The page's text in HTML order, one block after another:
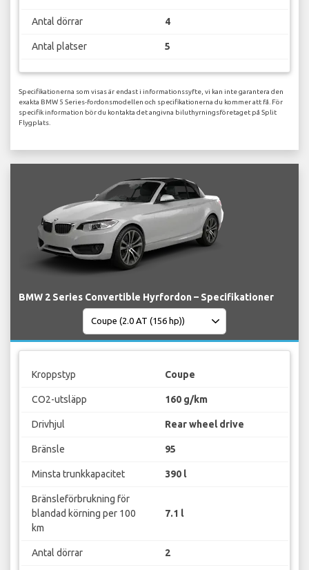
Antal dörrar 4
Antal platser 5
Specifikationerna som visas är endast i informationssyfte, vi kan inte garantera den
exakta BMW 5 Series-fordonsmodellen och specifikationerna du kommer att få. För
specifik information bör du kontakta det angivna biluthyrningsföretaget på Split
Flygplats.
BMW 2 Series Convertible Hyrfordon – Specifikationer
Kroppstyp Coupe
CO2-utsläpp 160 g/km
Drivhjul Rear wheel drive
Bränsle 95
Minsta trunkkapacitet 390 l
Bränsleförbrukning för
blandad körning per 100
km
7.1 l
Antal dörrar 2